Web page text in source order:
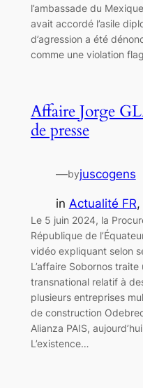
l’ambassade du
avait accordé l’asile
d’agression a été
comme une violation
Affaire Jorge
de presse
—byjuscogens
in Actualité FR,
Le 5 juin 2024, la
République de
vidéo expliquant selon
L’affaire Sobornos
transnational relatif à
plusieurs entreprises
de construction
Alianza PAIS,
L’existence…